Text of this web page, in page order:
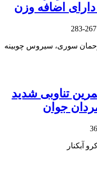
اضافه وزن
267-283
سوری، سیروس چوبینه
تناوبی شدید
جوان
آبکنار